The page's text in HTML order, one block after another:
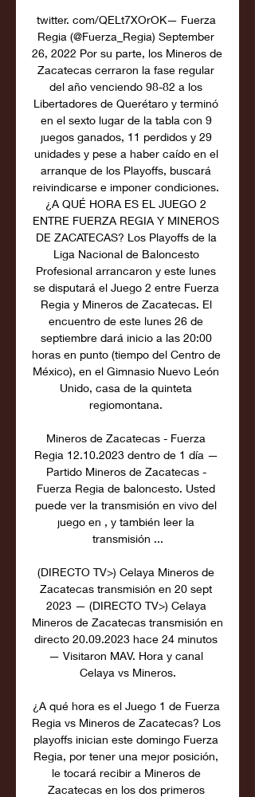
twitter. com/QELt7XOrOK— Fuerza
Regia (@Fuerza_Regia) September
26, 2022 Por su parte, los Mineros de
Zacatecas cerraron la fase regular
del año venciendo 98-82 a los
Libertadores de Querétaro y terminó
en el sexto lugar de la tabla con 9
juegos ganados, 11 perdidos y 29
unidades y pese a haber caído en el
arranque de los Playoffs, buscará
reivindicarse e imponer condiciones. ​
¿A QUÉ HORA ES EL JUEGO 2
ENTRE FUERZA REGIA Y MINEROS
DE ZACATECAS? Los Playoffs de la
Liga Nacional de Baloncesto
Profesional arrancaron y este lunes
se disputará el Juego 2 entre Fuerza
Regia y Mineros de Zacatecas. El
encuentro de este lunes 26 de
septiembre dará inicio a las 20:00
horas en punto (tiempo del Centro de
México), en el Gimnasio Nuevo León
Unido, casa de la quinteta
regiomontana.
Mineros de Zacatecas - Fuerza
Regia 12.10.2023 dentro de 1 día —
Partido Mineros de Zacatecas -
Fuerza Regia de baloncesto. Usted
puede ver la transmisión en vivo del
juego en , y también leer la
transmisión ...
(DIRECTO TV>) Celaya Mineros de
Zacatecas transmisión en 20 sept
2023 — (DIRECTO TV>) Celaya
Mineros de Zacatecas transmisión en
directo 20.09.2023 hace 24 minutos
— Visitaron MAV. Hora y canal
Celaya vs Mineros.
¿A qué hora es el Juego 1 de Fuerza
Regia vs Mineros de Zacatecas? Los
playoffs inician este domingo Fuerza
Regia, por tener una mejor posición,
le tocará recibir a Mineros de
Zacatecas en los dos primeros